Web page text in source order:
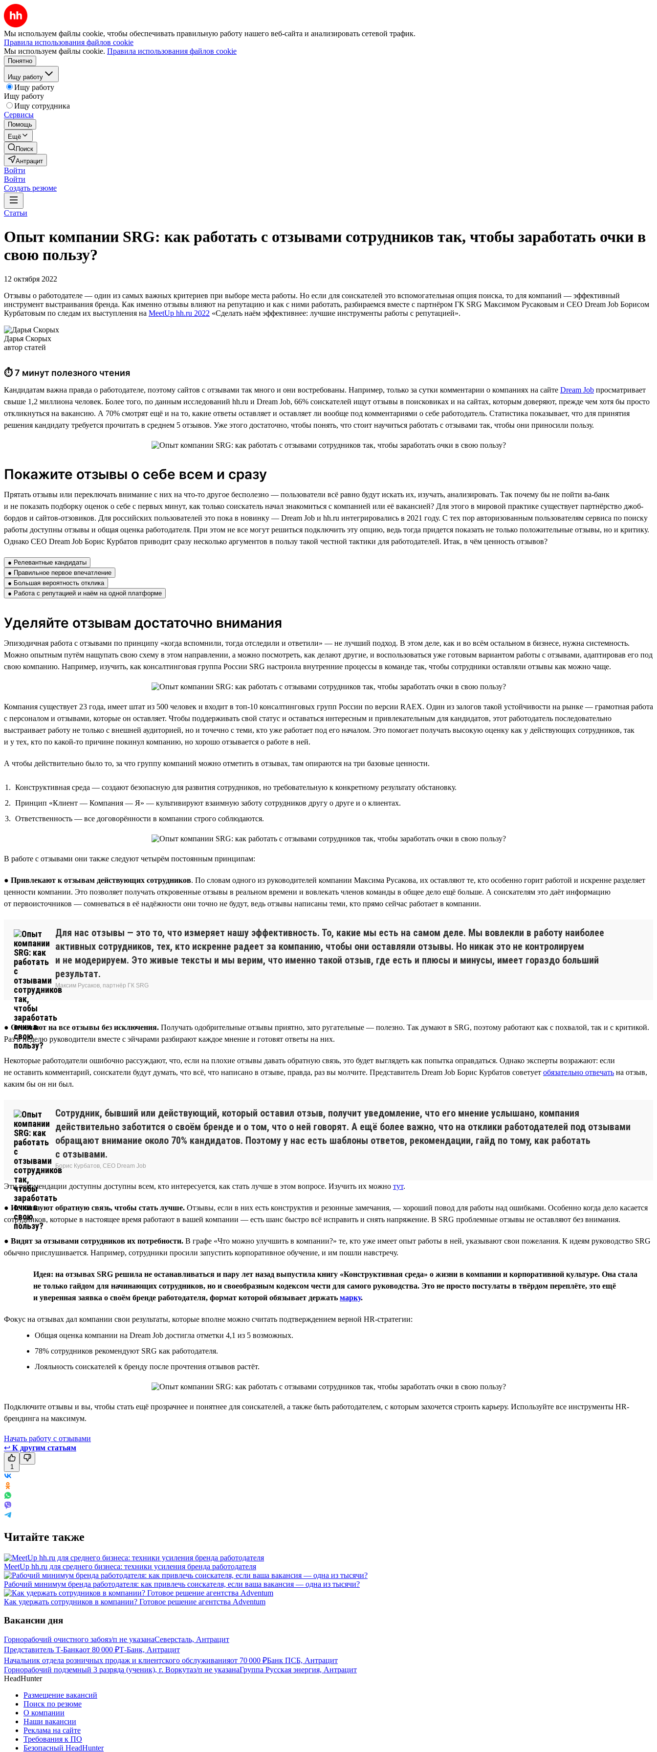
Мы используем файлы cookie, чтобы обеспечивать правильную работу нашего веб-сайта и анализировать сетевой трафик.
Правила использования файлов cookie
Мы используем файлы cookie. Правила использования файлов cookie
Понятно
Ищу работу
Ищу работу
Ищу работу
Ищу сотрудника
Сервисы
Помощь
Ещё
Поиск
Антрацит
Войти
Войти
Создать резюме
Статьи
Опыт компании SRG: как работать с отзывами сотрудников так, чтобы заработать очки в
свою пользу?
12 октября 2022
Отзывы о работодателе — один из самых важных критериев при выборе места работы. Но если для соискателей это вспомогательная опция поиска, то для компаний — эффективный
инструмент выстраивания бренда. Как именно отзывы влияют на репутацию и как с ними работать, разбираемся вместе с партнёром ГК SRG Максимом Русаковым и CEO Dream Job Борисом
Курбатовым по следам их выступления на MeetUp hh.ru 2022 «Сделать наём эффективнее: лучшие инструменты работы с репутацией».
Дарья Скорых
автор статей
⏱ 7 минут полезного чтения
Кандидатам важна правда о работодателе, поэтому сайтов с отзывами так много и они востребованы. Например, только за сутки комментарии о компаниях на сайте Dream Job просматривает
свыше 1,2 миллиона человек. Более того, по данным исследований hh.ru и Dream Job, 66% соискателей ищут отзывы в поисковиках и на сайтах, которым доверяют, прежде чем хотя бы просто
откликнуться на вакансию. А 70% смотрят ещё и на то, какие ответы оставляет и оставляет ли вообще под комментариями о себе работодатель. Статистика показывает, что для принятия
решения кандидату требуется прочитать в среднем 5 отзывов. Уже этого достаточно, чтобы понять, что стоит научиться работать с отзывами так, чтобы они приносили пользу.
Покажите отзывы о себе всем и сразу
Прятать отзывы или переключать внимание с них на что-то другое бесполезно — пользователи всё равно будут искать их, изучать, анализировать. Так почему бы не пойти ва-банк
и не показать подборку оценок о себе с первых минут, как только соискатель начал знакомиться с компанией или её вакансией? Для этого в мировой практике существует партнёрство джоб-
бордов и сайтов-отзовиков. Для российских пользователей это пока в новинку — Dream Job и hh.ru интегрировались в 2021 году. С тех пор авторизованным пользователям сервиса по поиску
работы доступны отзывы и общая оценка работодателя. При этом не все могут решиться подключить эту опцию, ведь тогда придется показать не только положительные отзывы, но и критику.
Однако CEO Dream Job Борис Курбатов приводит сразу несколько аргументов в пользу такой честной тактики для работодателей. Итак, в чём ценность отзывов?
● Релевантные кандидаты
● Правильное первое впечатление
● Большая вероятность отклика
● Работа с репутацией и наём на одной платформе
Уделяйте отзывам достаточно внимания
Эпизодичная работа с отзывами по принципу «когда вспомнили, тогда отследили и ответили» — не лучший подход. В этом деле, как и во всём остальном в бизнесе, нужна системность.
Можно опытным путём нащупать свою схему в этом направлении, а можно посмотреть, как делают другие, и воспользоваться уже готовым вариантом работы с отзывами, адаптировав его под
свою компанию. Например, изучить, как консалтинговая группа России SRG настроила внутренние процессы в команде так, чтобы сотрудники оставляли отзывы как можно чаще.
Компания существует 23 года, имеет штат из 500 человек и входит в топ-10 консалтинговых групп России по версии RAEX. Один из залогов такой устойчивости на рынке — грамотная работа
с персоналом и отзывами, которые он оставляет. Чтобы поддерживать свой статус и оставаться интересным и привлекательным для кандидатов, этот работодатель последовательно
выстраивает работу не только с внешней аудиторией, но и точечно с теми, кто уже работает под его началом. Это помогает получать высокую оценку как у действующих сотрудников, так
и у тех, кто по какой-то причине покинул компанию, но хорошо отзывается о работе в ней.
А чтобы действительно было то, за что группу компаний можно отметить в отзывах, там опираются на три базовые ценности.
Конструктивная среда — создают безопасную для развития сотрудников, но требовательную к конкретному результату обстановку.
Принцип «Клиент — Компания — Я» — культивируют взаимную заботу сотрудников другу о друге и о клиентах.
Ответственность — все договорённости в компании строго соблюдаются.
В работе с отзывами они также следуют четырём постоянным принципам:
● Привлекают к отзывам действующих сотрудников. По словам одного из руководителей компании Максима Русакова, их оставляют те, кто особенно горит работой и искренне разделяет
ценности компании. Это позволяет получать откровенные отзывы в реальном времени и вовлекать членов команды в общее дело ещё больше. А соискателям это даёт информацию
от первоисточников — сомневаться в её надёжности они точно не будут, ведь отзывы написаны теми, кто прямо сейчас работает в компании.
Для нас отзывы — это то, что измеряет нашу эффективность. То, какие мы есть на самом деле. Мы вовлекли в работу наиболее
активных сотрудников, тех, кто искренне радеет за компанию, чтобы они оставляли отзывы. Но никак это не контролируем
и не модерируем. Это живые тексты и мы верим, что именно такой отзыв, где есть и плюсы и минусы, имеет гораздо больший
результат.
Максим Русаков, партнёр ГК SRG
● Отвечают на все отзывы без исключения. Получать одобрительные отзывы приятно, зато ругательные — полезно. Так думают в SRG, поэтому работают как с похвалой, так и с критикой.
Раз в неделю руководители вместе с эйчарами разбирают каждое мнение и готовят ответы на них.
Некоторые работодатели ошибочно рассуждают, что, если на плохие отзывы давать обратную связь, это будет выглядеть как попытка оправдаться. Однако эксперты возражают: если
не оставить комментарий, соискатели будут думать, что всё, что написано в отзыве, правда, раз вы молчите. Представитель Dream Job Борис Курбатов советует обязательно отвечать на отзыв,
каким бы он ни был.
Сотрудник, бывший или действующий, который оставил отзыв, получит уведомление, что его мнение услышано, компания
действительно заботится о своём бренде и о том, что о ней говорят. А ещё более важно, что на отклики работодателей под отзывами
обращают внимание около 70% кандидатов. Поэтому у нас есть шаблоны ответов, рекомендации, гайд по тому, как работать
с отзывами.
Борис Курбатов, CEO Dream Job
Эти рекомендации доступны доступны всем, кто интересуется, как стать лучше в этом вопросе. Изучить их можно тут.
● Используют обратную связь, чтобы стать лучше. Отзывы, если в них есть конструктив и резонные замечания, — хороший повод для работы над ошибками. Особенно когда дело касается
сотрудников, которые в настоящее время работают в вашей компании — есть шанс быстро всё исправить и снять напряжение. В SRG проблемные отзывы не оставляют без внимания.
● Видят за отзывами сотрудников их потребности. В графе «Что можно улучшить в компании?» те, кто уже имеет опыт работы в ней, указывают свои пожелания. К идеям руководство SRG
обычно прислушивается. Например, сотрудники просили запустить корпоративное обучение, и им пошли навстречу.
Идея: на отзывах SRG решила не останавливаться и пару лет назад выпустила книгу «Конструктивная среда» о жизни в компании и корпоративной культуре. Она стала
не только гайдом для начинающих сотрудников, но и своеобразным кодексом чести для самого руководства. Это не просто постулаты в твёрдом переплёте, это ещё
и уверенная заявка о своём бренде работодателя, формат которой обязывает держать марку.
Фокус на отзывах дал компании свои результаты, которые вполне можно считать подтверждением верной HR-стратегии:
Общая оценка компании на Dream Job достигла отметки 4,1 из 5 возможных.
78% сотрудников рекомендуют SRG как работодателя.
Лояльность соискателей к бренду после прочтения отзывов растёт.
Подключите отзывы и вы, чтобы стать ещё прозрачнее и понятнее для соискателей, а также быть работодателем, с которым захочется строить карьеру. Используйте все инструменты HR-
брендинга на максимум.
Начать работу с отзывами
↩ К другим статьям
1
Читайте также
MeetUp hh.ru для среднего бизнеса: техники усиления бренда работодателя
Рабочий минимум бренда работодателя: как привлечь соискателя, если ваша вакансия — одна из тысячи?
Как удержать сотрудников в компании? Готовое решение агентства Adventum
Вакансии дня
Горнорабочий очистного забояз/п не указанаСеверсталь, Антрацит
Представитель Т-Банкаот 80 000 ₽Т-Банк, Антрацит
Начальник отдела розничных продаж и клиентского обслуживанияот 70 000 ₽Банк ПСБ, Антрацит
Горнорабочий подземный 3 разряда (ученик), г. Воркутаз/п не указанаГруппа Русская энергия, Антрацит
HeadHunter
Размещение вакансий
Поиск по резюме
О компании
Наши вакансии
Реклама на сайте
Требования к ПО
Безопасный HeadHunter